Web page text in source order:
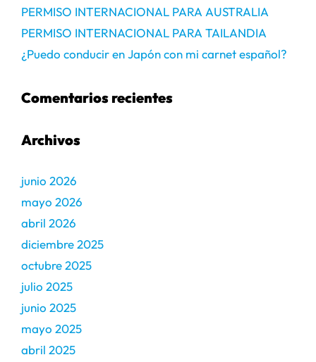
PERMISO INTERNACIONAL PARA AUSTRALIA
PERMISO INTERNACIONAL PARA TAILANDIA
¿Puedo conducir en Japón con mi carnet español?
Comentarios recientes
Archivos
junio 2026
mayo 2026
abril 2026
diciembre 2025
octubre 2025
julio 2025
junio 2025
mayo 2025
abril 2025